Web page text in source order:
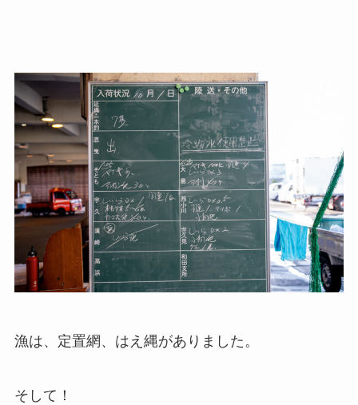
漁は、定置網、はえ縄がありました。
そして！